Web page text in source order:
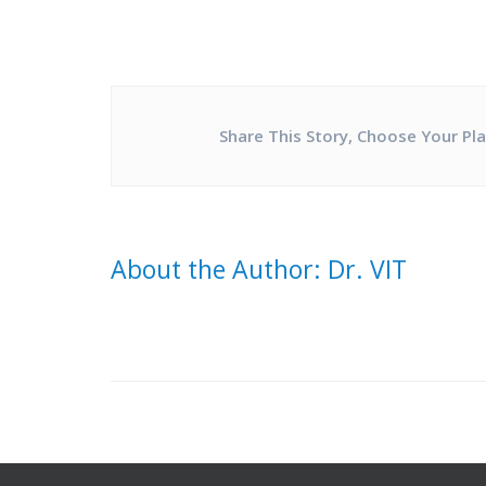
Share This Story, Choose Your
About the Author: Dr. VIT